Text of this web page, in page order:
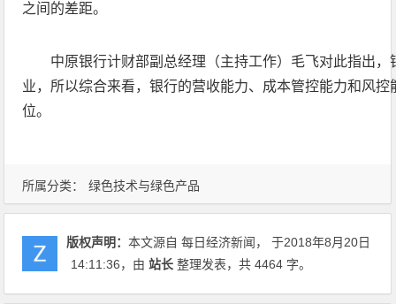
所属分类： 绿色技术与绿色产品
之间的差距。
中原银行计财部副总经理（主持工作）毛飞对此指出
业，所以综合来看，银行的营收能力、成本管控能力和风
位。
版权声明：本文源自 每日经济新闻， 于2018年8月20日
14:11:36，由站长 整理发表，共 4464 字。